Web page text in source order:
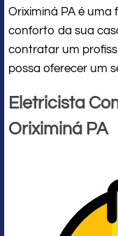
Oriximiná PA é
conforto da sua
contratar um
possa oferecer um
Eletricista
Oriximiná PA